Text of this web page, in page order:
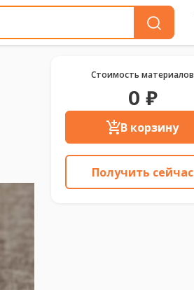
Стоимость материалов
0 ₽
В корзину
Получить сейчас